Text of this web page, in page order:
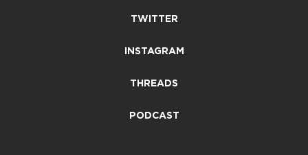
TWITTER
INSTAGRAM
THREADS
PODCAST